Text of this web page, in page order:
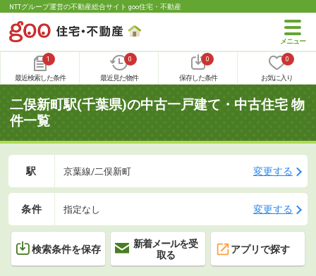
NTTグループ運営の不動産総合サイト goo住宅・不動産
1
最近検索した条件
0
最近見た物件
0
保存した条件
0
お気に入り
二俣新町駅(千葉県)の中古一戸建て・中古住宅 物
件一覧
駅 京葉線/二俣新町 変更する
条件 指定なし 変更する
検索条件を保存
新着メールを受
取る
アプリで探す